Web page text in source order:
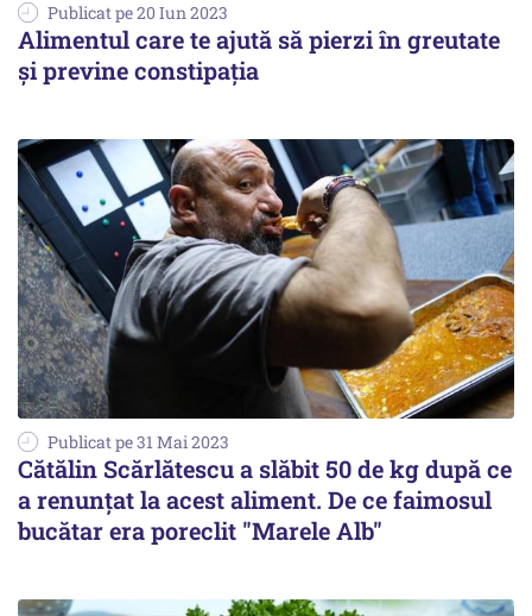
Publicat pe 20 Iun 2023
Alimentul care te ajută să pierzi în greutate
și previne constipația
Publicat pe 31 Mai 2023
Cătălin Scărlătescu a slăbit 50 de kg după ce
a renunțat la acest aliment. De ce faimosul
bucătar era poreclit "Marele Alb"